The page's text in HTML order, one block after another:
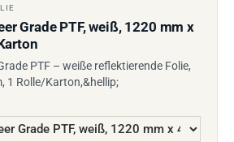
Grade PTF, weiß, 1220 mm x
PTF – weiße reflektierende Folie,
1 Rolle/Karton,&hellip;